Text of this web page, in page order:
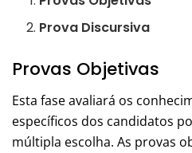
Prova Discursiva
Provas Objetivas
Esta fase avaliará os
específicos dos candidatos
múltipla escolha. As provas